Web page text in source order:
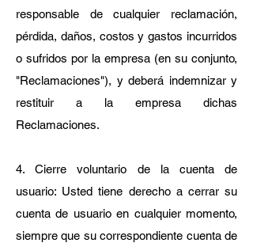
responsable de cualquier reclamación,
pérdida, daños, costos y gastos incurridos
o sufridos por la empresa (en su conjunto,
"Reclamaciones"), y deberá indemnizar y
restituir a la empresa dichas
Reclamaciones.
4. Cierre voluntario de la cuenta de
usuario: Usted tiene derecho a cerrar su
cuenta de usuario en cualquier momento,
siempre que su correspondiente cuenta de